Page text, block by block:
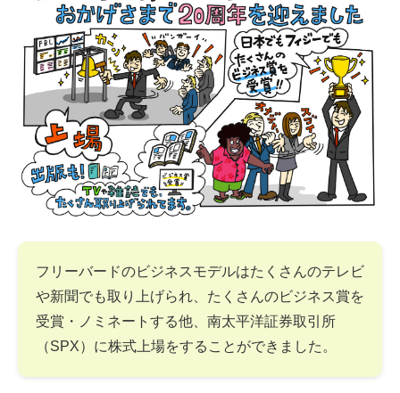
フリーバードのビジネスモデルはたくさんのテレビ
や新聞でも取り上げられ、たくさんのビジネス賞を
受賞・ノミネートする他、南太平洋証券取引所
（SPX）に株式上場をすることができました。